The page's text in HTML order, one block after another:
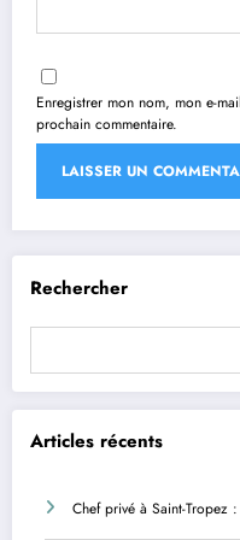
Enregistrer mon nom, mon e-
prochain commentaire.
Rechercher
Articles récents
Chef privé à Saint-Tropez